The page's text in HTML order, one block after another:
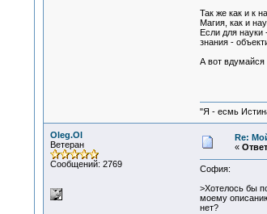
Так же как и к
Магия, как и
Если для науки
знания -
А вот вдумайся
"Я - есмь
Oleg.Ol
Ветеран
Сообщений: 2769
Re:
«
София:
>Хотелось бы
моему
нет?